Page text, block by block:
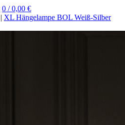
0 / 0,00 €
| XL Hängelampe BOL Weiß-Silber